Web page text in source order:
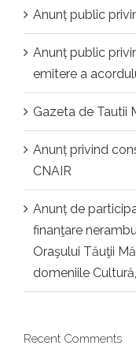
Anunț public
Anunț public
emitere a
Gazeta de Tautii
Anunț privind
CNAIR
Anunț de
finanţare
Oraşului Tăuţii
domeniile
Recent Comments